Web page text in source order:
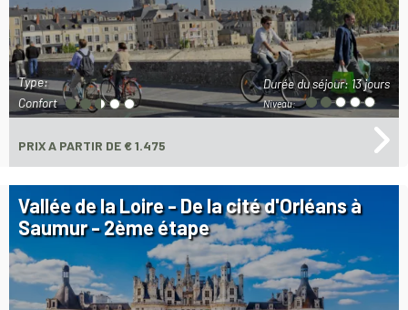
Durée du séjour:13 jours
Niveau:
Type:
Confort
PRIXA PARTIR DE € 1.475
Vallée de la Loire - De la cité d'Orléans à
Saumur - 2ème étape